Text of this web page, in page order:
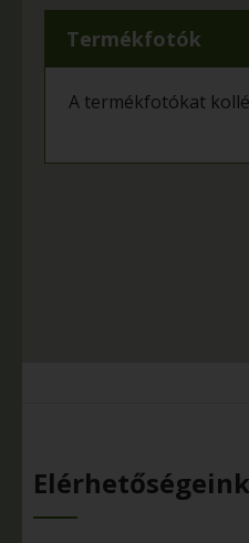
Termékfotók
A termékfotókat
Elérhetőségeink